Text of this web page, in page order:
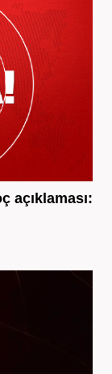
açıklaması: